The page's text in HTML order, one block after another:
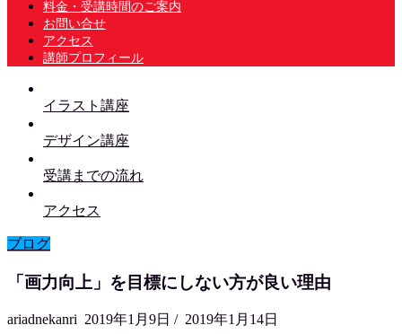
料金・受講時間のご案内
お問い合せ
アクセス
講師プロフィール
イラスト講座
デザイン講座
受講までの流れ
アクセス
ブログ
「画力向上」を目標にしない方が良い理由
ariadnekanri 2019年1月9日 / 2019年1月14日